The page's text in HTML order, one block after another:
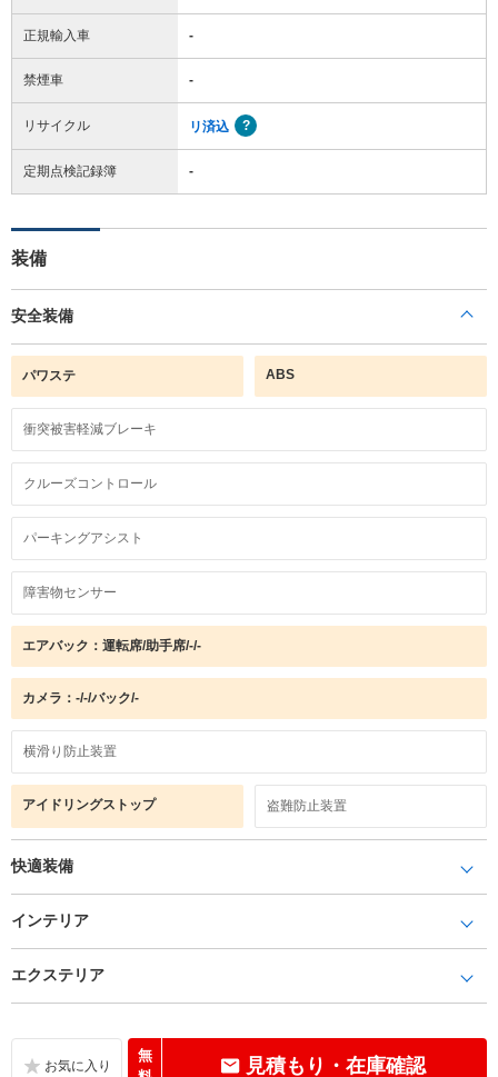
正規輸入車 -
禁煙車 -
リサイクル リ済込
定期点検記録簿 -
装備
安全装備
パワステ ABS
衝突被害軽減ブレーキ
クルーズコントロール
パーキングアシスト
障害物センサー
エアバック：運転席/助手席/-/-
カメラ：-/-/バック/-
横滑り防止装置
アイドリングストップ 盗難防止装置
快適装備
インテリア
エクステリア
無
見積もり・在庫確認